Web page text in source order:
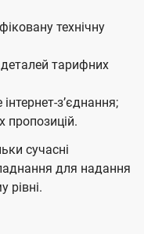
технічну
тарифних
зʼєднання;
пропозицій.
сучасні
для надання
рівні.